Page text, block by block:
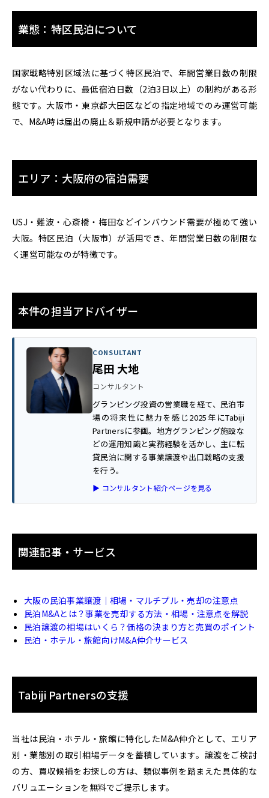
業態：特区民泊について
国家戦略特別区域法に基づく特区民泊で、年間営業日数の制限
がない代わりに、最低宿泊日数（2泊3日以上）の制約がある形
態です。大阪市・東京都大田区などの指定地域でのみ運営可能
で、M&A時は届出の廃止＆新規申請が必要となります。
エリア：大阪府の宿泊需要
USJ・難波・心斎橋・梅田などインバウンド需要が極めて強い
大阪。特区民泊（大阪市）が活用でき、年間営業日数の制限な
く運営可能なのが特徴です。
本件の担当アドバイザー
CONSULTANT
尾田 大地
コンサルタント
グランピング投資の営業職を経て、民泊市
場の将来性に魅力を感じ2025年にTabiji
Partnersに参画。地方グランピング施設な
どの運用知識と実務経験を活かし、主に転
貸民泊に関する事業譲渡や出口戦略の支援
を行う。
▶ コンサルタント紹介ページを見る
関連記事・サービス
大阪の民泊事業譲渡｜相場・マルチプル・売却の注意点
民泊M&Aとは？事業を売却する方法・相場・注意点を解説
民泊譲渡の相場はいくら？価格の決まり方と売買のポイント
民泊・ホテル・旅館向けM&A仲介サービス
Tabiji Partnersの支援
当社は民泊・ホテル・旅館に特化したM&A仲介として、エリア
別・業態別の取引相場データを蓄積しています。譲渡をご検討
の方、買収候補をお探しの方は、類似事例を踏まえた具体的な
バリュエーションを無料でご提示します。